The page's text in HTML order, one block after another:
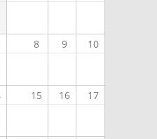
8 9 10
15 16 17